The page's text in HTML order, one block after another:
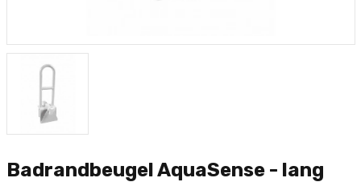
Badrandbeugel AquaSense - lang